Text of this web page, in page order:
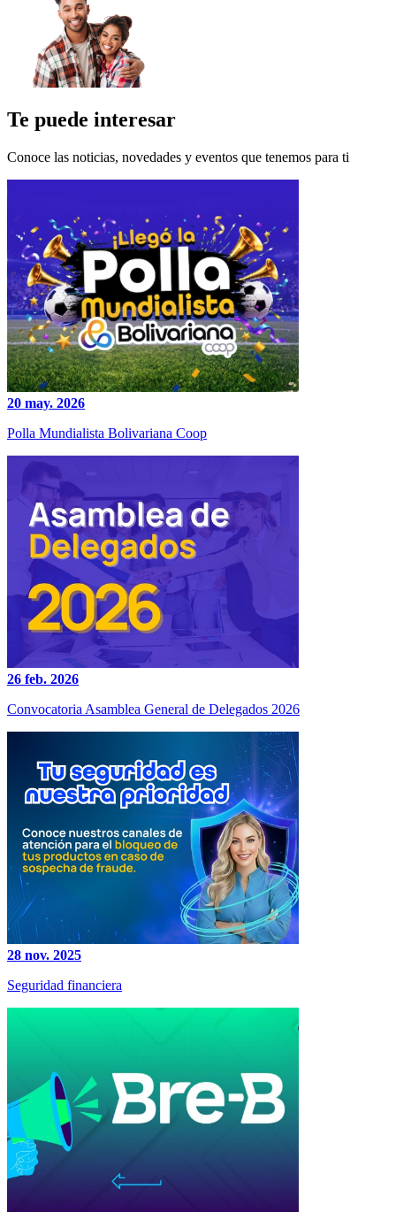
Te puede interesar
Conoce las noticias, novedades y eventos que tenemos para ti
20 may. 2026
Polla Mundialista Bolivariana Coop
26 feb. 2026
Convocatoria Asamblea General de Delegados 2026
28 nov. 2025
Seguridad financiera